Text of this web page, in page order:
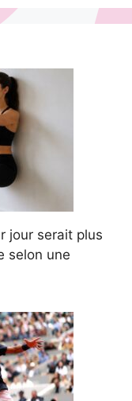
jour serait plus
selon une